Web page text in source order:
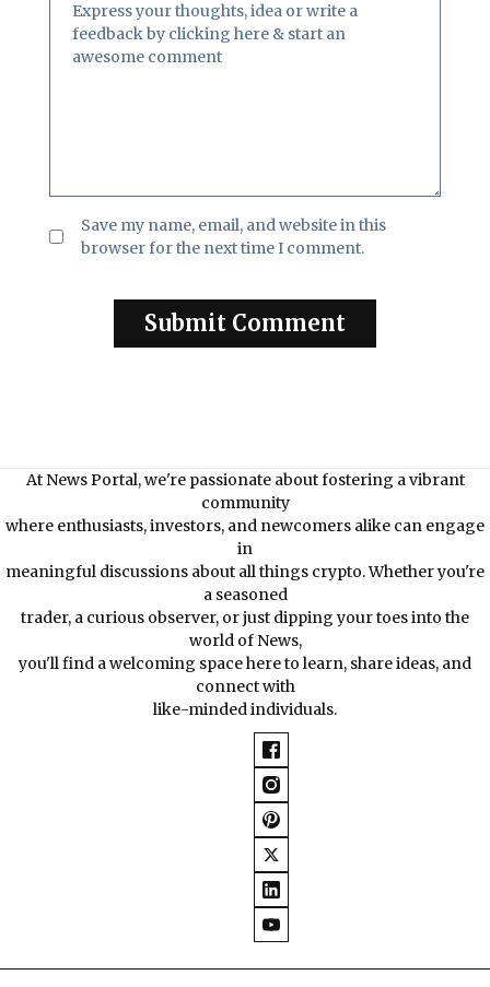
Save my name, email, and website in this
browser for the next time I comment.
At News Portal, we're passionate about fostering a vibrant
community
where enthusiasts, investors, and newcomers alike can engage
in
meaningful discussions about all things crypto. Whether you're
a seasoned
trader, a curious observer, or just dipping your toes into the
world of News,
you'll find a welcoming space here to learn, share ideas, and
connect with
like-minded individuals.